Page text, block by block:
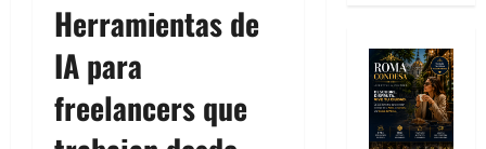
Herramientas de
IA para
freelancers que